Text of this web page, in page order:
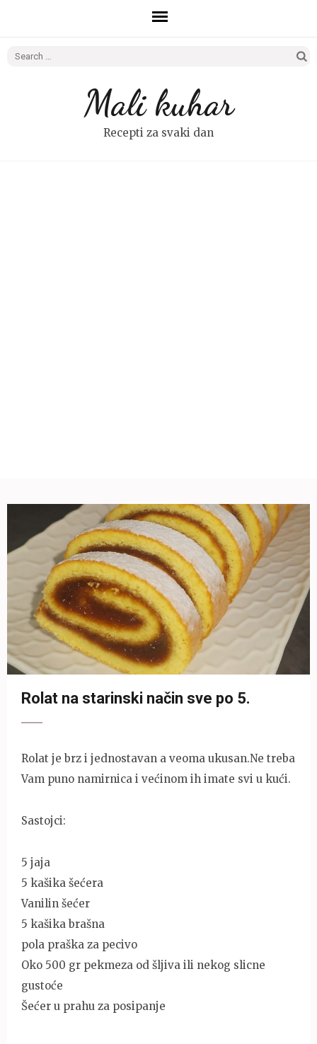
Search
Mali kuhar
Recepti za svaki dan
Rolat na starinski način sve po 5.
Rolat je brz i jednostavan a veoma ukusan.Ne treba
Vam puno namirnica i većinom ih imate svi u kući.
Sastojci:
5 jaja
5 kašika šećera
Vanilin šećer
5 kašika brašna
pola praška za pecivo
Oko 500 gr pekmeza od šljiva ili nekog slicne
gustoće
Šećer u prahu za posipanje